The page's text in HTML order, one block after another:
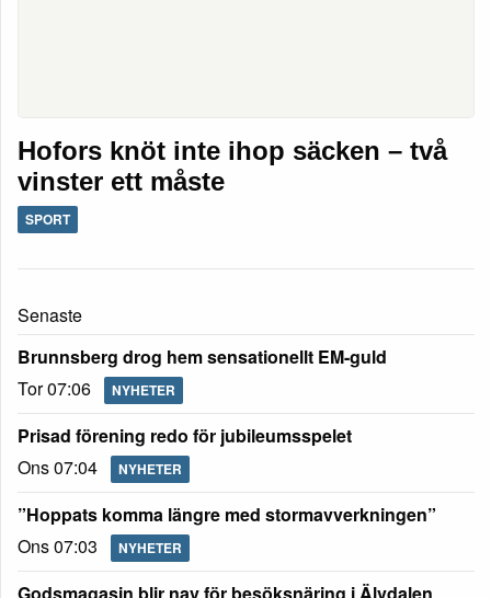
Hofors knöt inte ihop säcken – två
vinster ett måste
SPORT
Senaste
Brunnsberg drog hem sensationellt EM-guld
Tor 07:06
NYHETER
Prisad förening redo för jubileumsspelet
Ons 07:04
NYHETER
”Hoppats komma längre med stormavverkningen”
Ons 07:03
NYHETER
Godsmagasin blir nav för besöksnäring i Älvdalen